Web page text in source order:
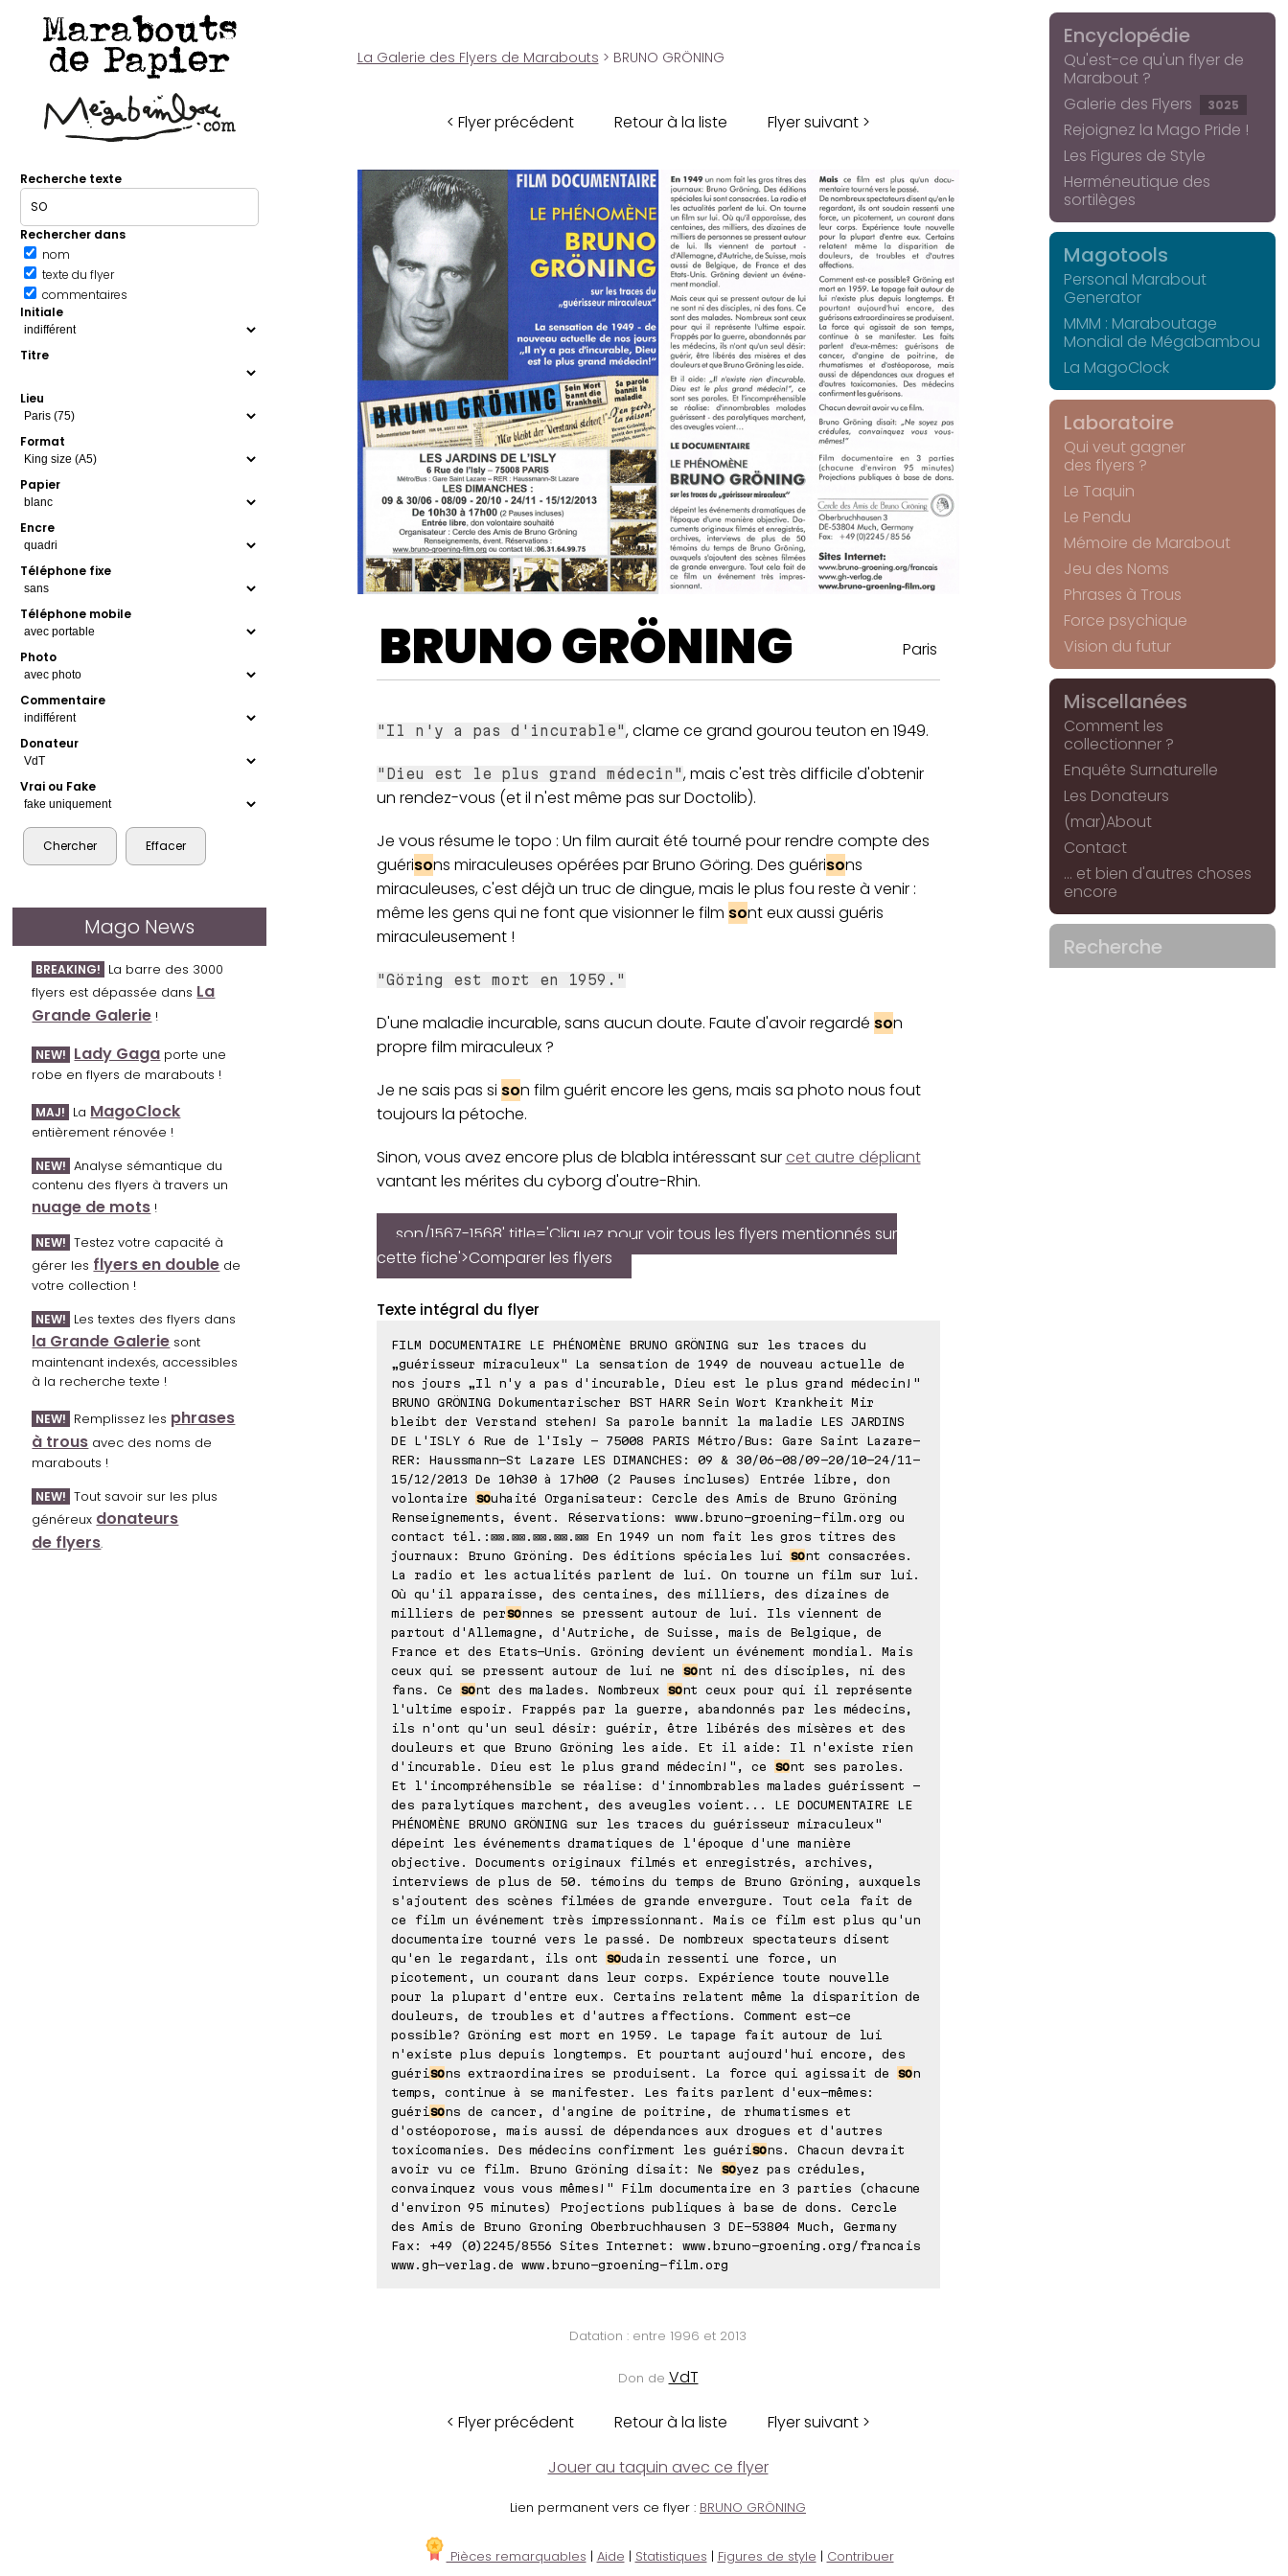
Marabouts
de Papier
Recherche texte
Rechercher dans
nom
texte du flyer
commentaires
Initiale
Titre
Lieu
Format
Papier
Encre
Téléphone fixe
Téléphone mobile
Photo
Commentaire
Donateur
Vrai ou Fake
Mago News
BREAKING! La barre des 3000
flyers est dépassée dans La
Grande Galerie !
NEW! Lady Gaga porte une
robe en flyers de marabouts !
MAJ! La MagoClock
entièrement rénovée !
NEW! Analyse sémantique du
contenu des flyers à travers un
nuage de mots !
NEW! Testez votre capacité à
gérer les flyers en double de
votre collection !
NEW! Les textes des flyers dans
la Grande Galerie sont
maintenant indexés, accessibles
à la recherche texte !
NEW! Remplissez les phrases
à trous avec des noms de
marabouts !
NEW! Tout savoir sur les plus
généreux donateurs
de flyers.
La Galerie des Flyers de Marabouts > BRUNO GRÖNING
< Flyer précédent Retour à la liste Flyer suivant >
BRUNO GRÖNING Paris
"Il n'y a pas d'incurable", clame ce grand gourou teuton en 1949.
"Dieu est le plus grand médecin", mais c'est très difficile d'obtenir
un rendez-vous (et il n'est même pas sur Doctolib).
Je vous résume le topo : Un film aurait été tourné pour rendre compte des
guérisons miraculeuses opérées par Bruno Göring. Des guérisons
miraculeuses, c'est déjà un truc de dingue, mais le plus fou reste à venir :
même les gens qui ne font que visionner le film sont eux aussi guéris
miraculeusement !
"Göring est mort en 1959."
D'une maladie incurable, sans aucun doute. Faute d'avoir regardé son
propre film miraculeux ?
Je ne sais pas si son film guérit encore les gens, mais sa photo nous fout
toujours la pétoche.
Sinon, vous avez encore plus de blabla intéressant sur cet autre dépliant
vantant les mérites du cyborg d'outre-Rhin.
son/1567-1568' title='Cliquez pour voir tous les flyers mentionnés sur
cette fiche'>Comparer les flyers
Texte intégral du flyer
FILM DOCUMENTAIRE LE PHÉNOMÈNE BRUNO GRÖNING sur les traces du
„guérisseur miraculeux" La sensation de 1949 de nouveau actuelle de
nos jours „Il n'y a pas d'incurable, Dieu est le plus grand médecin!"
BRUNO GRÖNING Dokumentarischer BST HARR Sein Wort Krankheit Mir
bleibt der Verstand stehen! Sa parole bannit la maladie LES JARDINS
DE L'ISLY 6 Rue de l'Isly - 75008 PARIS Métro/Bus: Gare Saint Lazare-
RER: Haussmann-St Lazare LES DIMANCHES: 09 & 30/06-08/09-20/10-24/11-
15/12/2013 De 10h30 à 17h00 (2 Pauses incluses) Entrée libre, don
volontaire
souhaité Organisateur: Cercle des Amis de Bruno Gröning
Renseignements, évent. Réservations: www.bruno-groening-film.org ou
contact tél.:⊠⊠.⊠⊠.⊠⊠.⊠⊠.⊠⊠ En 1949 un nom fait les gros titres des
journaux: Bruno Gröning. Des éditions spéciales lui
sont consacrées.
La radio et les actualités parlent de lui. On tourne un film sur lui.
Où qu'il apparaisse, des centaines, des milliers, des dizaines de
milliers de personnes se pressent autour de lui. Ils viennent de
partout d'Allemagne, d'Autriche, de Suisse, mais de Belgique, de
France et des Etats-Unis. Gröning devient un événement mondial. Mais
ceux qui se pressent autour de lui ne
sont ni des disciples, ni des
fans. Ce
sont des malades. Nombreux sont ceux pour qui il représente
l'ultime espoir. Frappés par la guerre, abandonnés par les médecins,
ils n'ont qu'un seul désir: guérir, être libérés des misères et des
douleurs et que Bruno Gröning les aide. Et il aide: Il n'existe rien
d'incurable. Dieu est le plus grand médecin!", ce
sont ses paroles.
Et l'incompréhensible se réalise: d'innombrables malades guérissent -
des paralytiques marchent, des aveugles voient... LE DOCUMENTAIRE LE
PHÉNOMÈNE BRUNO GRÖNING sur les traces du guérisseur miraculeux"
dépeint les événements dramatiques de l'époque d'une manière
objective. Documents originaux filmés et enregistrés, archives,
interviews de plus de 50. témoins du temps de Bruno Gröning, auxquels
s'ajoutent des scènes filmées de grande envergure. Tout cela fait de
ce film un événement très impressionnant. Mais ce film est plus qu'un
documentaire tourné vers le passé. De nombreux spectateurs disent
qu'en le regardant, ils ont
soudain ressenti une force, un
picotement, un courant dans leur corps. Expérience toute nouvelle
pour la plupart d'entre eux. Certains relatent même la disparition de
douleurs, de troubles et d'autres affections. Comment est-ce
possible? Gröning est mort en 1959. Le tapage fait autour de lui
n'existe plus depuis longtemps. Et pourtant aujourd'hui encore, des
guéri sons extraordinaires se produisent. La force qui agissait de son
temps, continue à se manifester. Les faits parlent d'eux-mêmes:
guéri sons de cancer, d'angine de poitrine, de rhumatismes et
d'ostéoporose, mais aussi de dépendances aux drogues et d'autres
toxicomanies. Des médecins confirment les guéri sons. Chacun devrait
avoir vu ce film. Bruno Gröning disait: Ne
soyez pas crédules,
convainquez vous vous mêmes!" Film documentaire en 3 parties (chacune
d'environ 95 minutes) Projections publiques à base de dons. Cercle
des Amis de Bruno Groning Oberbruchhausen 3 DE-53804 Much, Germany
Fax: +49 (0)2245/8556 Sites Internet: www.bruno-groening.org/francais
www.gh-verlag.de www.bruno-groening-film.org
Datation : entre 1996 et 2013
Don de VdT
< Flyer précédent Retour à la liste Flyer suivant >
Jouer au taquin avec ce flyer
Lien permanent vers ce flyer : BRUNO GRÖNING
Pièces remarquables | Aide | Statistiques | Figures de style | Contribuer
Encyclopédie
Qu'est-ce qu'un flyer de
Marabout ?
Galerie des Flyers
3025
Rejoignez la Mago Pride !
Les Figures de Style
Herméneutique des
sortilèges
Magotools
Personal Marabout
Generator
MMM : Maraboutage
Mondial de Mégabambou
La MagoClock
Laboratoire
Qui veut gagner
des flyers ?
Le Taquin
Le Pendu
Mémoire de Marabout
Jeu des Noms
Phrases à Trous
Force psychique
Vision du futur
Miscellanées
Comment les
collectionner ?
Enquête Surnaturelle
Les Donateurs
(mar)About
Contact
... et bien d'autres choses
encore
Recherche